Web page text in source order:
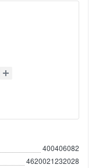
400406082
4620021232028